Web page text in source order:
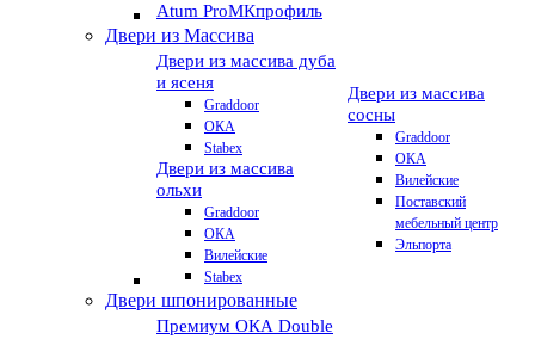
Atum ProМКпрофиль
Двери из Массива
Двери из массива дуба
и ясеня
Graddoor
ОКА
Stabex
Двери из массива
ольхи
Graddoor
ОКА
Вилейские
Stabex
Двери из массива
сосны
Graddoor
ОКА
Вилейские
Поставский
мебельный центр
Эльпорта
Двери шпонированные
Премиум ОКА Double